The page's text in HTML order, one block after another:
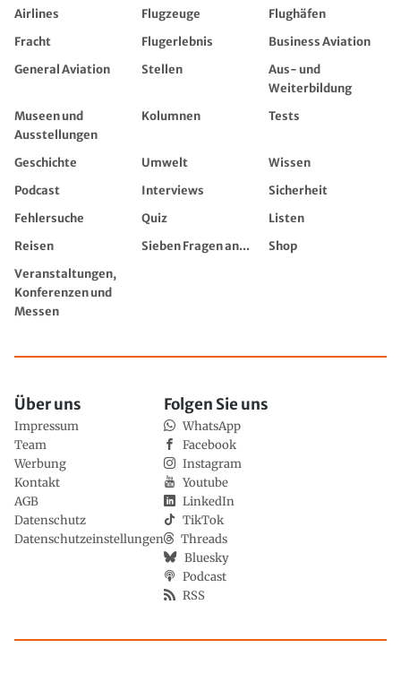
Airlines Flugzeuge
Flughäfen
Fracht
Flugerlebnis
Business Aviation
General Aviation
Stellen
Aus- und
Weiterbildung
Museen und
Ausstellungen
Kolumnen Tests
Geschichte Umwelt
Wissen
Podcast
Interviews
Sicherheit
Fehlersuche
Quiz
Listen
Reisen
Sieben Fragen an...
Shop
Veranstaltungen,
Konferenzen und
Messen
Über uns
Impressum
Team
Werbung
Kontakt
AGB
Datenschutz
Datenschutzeinstellungen
Folgen Sie uns
WhatsApp
Facebook
Instagram
Youtube
LinkedIn
TikTok
Threads
Bluesky
Podcast
RSS